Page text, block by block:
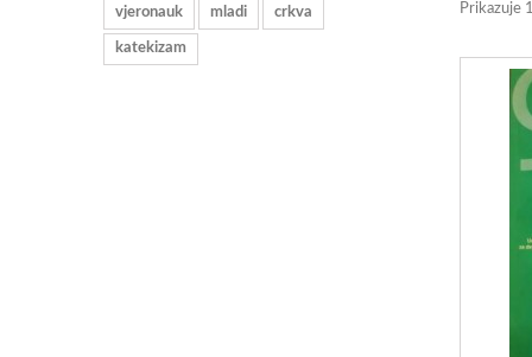
vjeronauk mladi crkva
katekizam
Prikazuje